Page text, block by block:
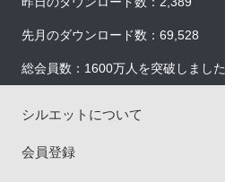
先月のダウンロード数：69,528
総会員数：1600万人を突破しました
シルエットについて
会員登録